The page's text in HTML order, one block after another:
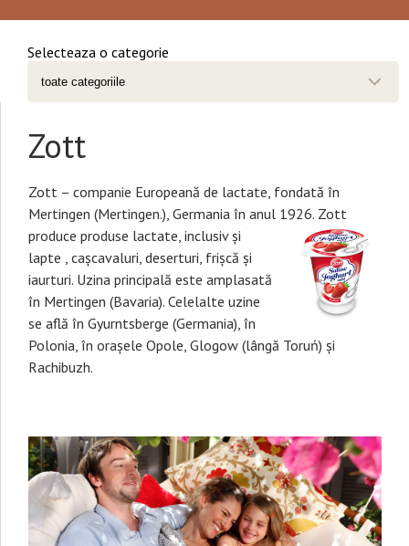
Selecteaza o categorie
Zott
Zott – companie Europeană de lactate, fondată în
Mertingen (Mertingen.), Germania în anul 1926. Zott
produce produse lactate, inclusiv și
lapte , cașcavaluri, deserturi, frișcă și
iaurturi. Uzina principală este amplasată
în Mertingen (Bavaria). Celelalte uzine
se află în Gyurntsberge (Germania), în
Polonia, în orașele Opole, Glogow (lângă Toruń) și
Rachibuzh.